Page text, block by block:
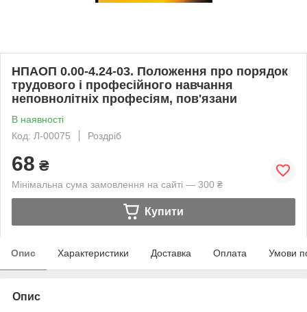
НПАОП 0.00-4.24-03. Положення про порядок
трудового і професійного навчання
неповнолітніх професіям, пов'язани
В наявності
Код: Л-00075
Роздріб
68 ₴
Мінімальна сума замовлення на сайті — 300 ₴
Купити
Опис Характеристики Доставка Оплата Умови
Опис